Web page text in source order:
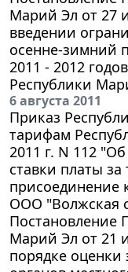
Марий Эл от 27
введении
осенне-зимний
2011 - 2012
Республики
6 августа 2011
Приказ
тарифам
2011 г. N 112
ставки платы за
присоединение
ООО "Волжская
Постановление
Марий Эл от 21
порядке оценки